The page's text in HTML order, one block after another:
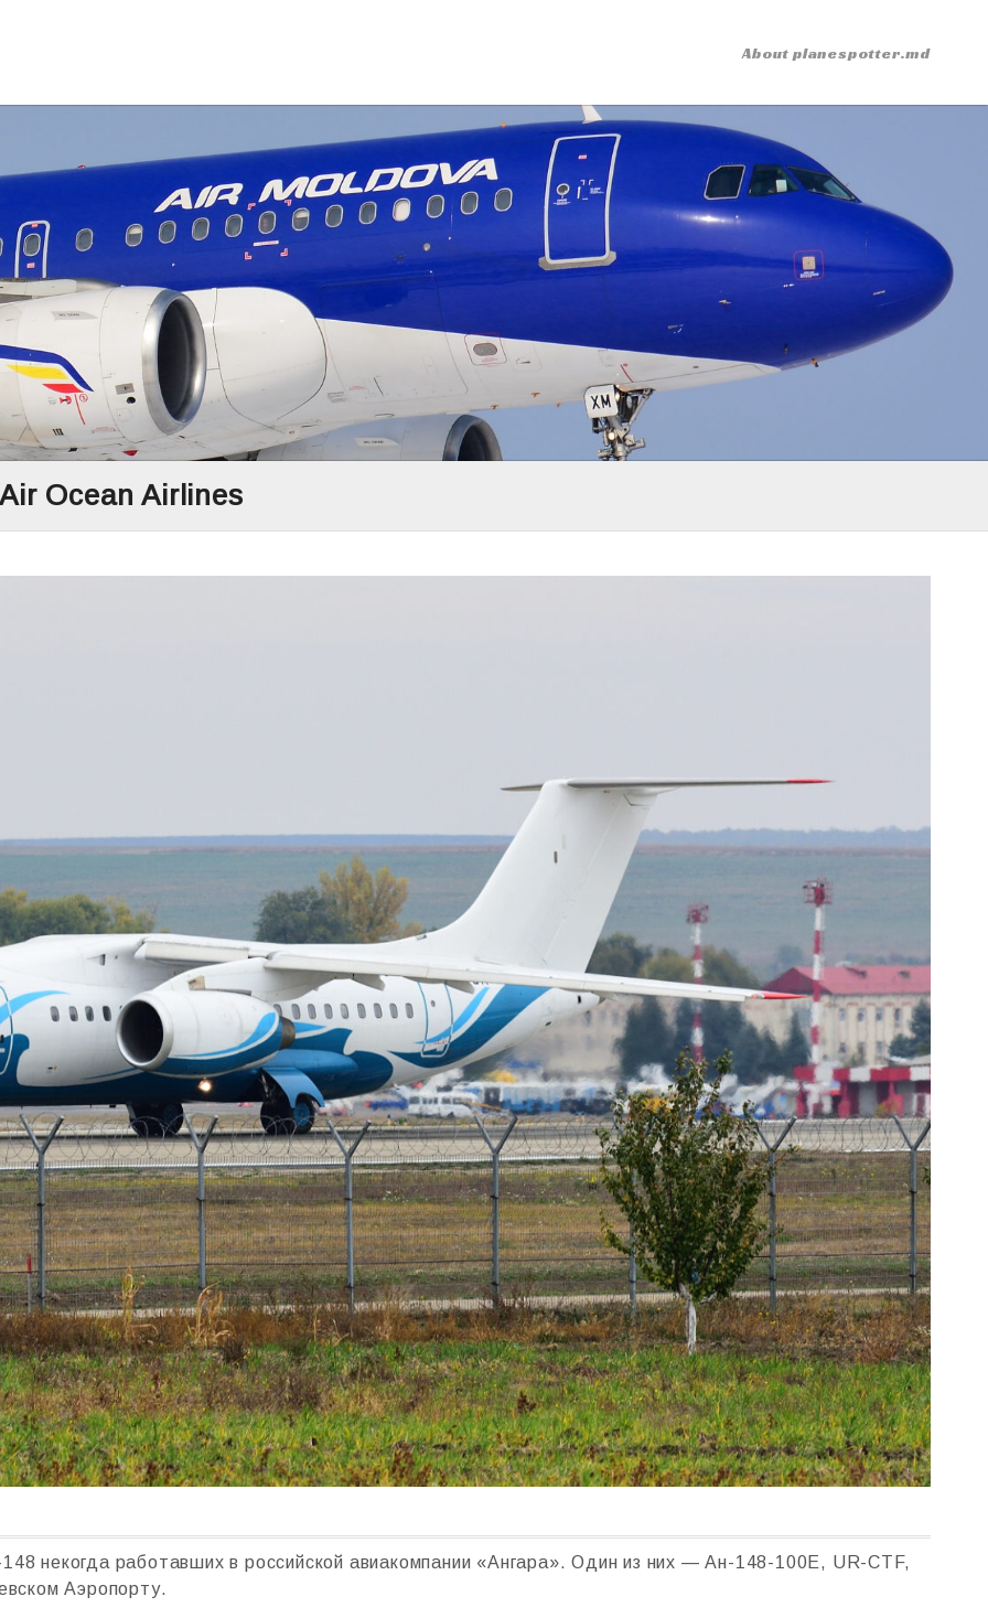
About planespotter.md
Ocean Airlines
некогда работавших в российской авиакомпании «Ангара». Один из них — Ан-148-100Е, UR-CTF,
Аэропорту.